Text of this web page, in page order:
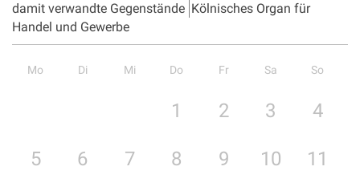
damit verwandte Gegenstände Kölnisches Organ für
Handel und Gewerbe
Mo Di Mi Do Fr Sa So
1 2 3 4
5 6 7 8 9 10 11